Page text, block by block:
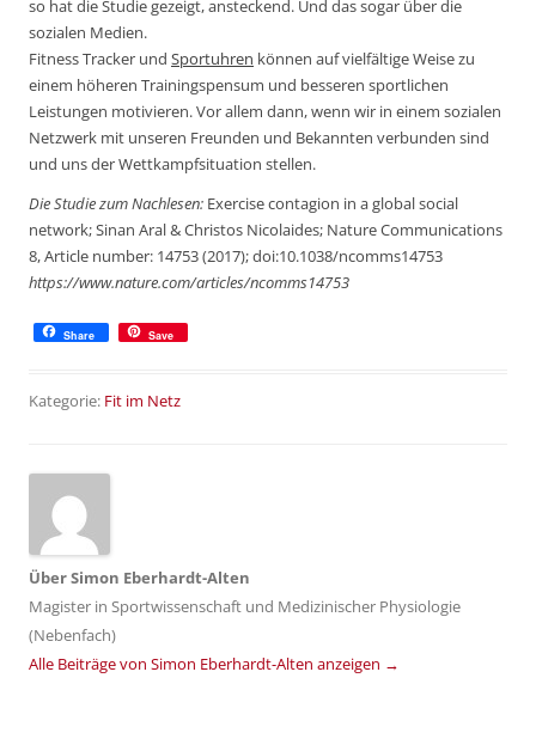
so hat die Studie gezeigt, ansteckend. Und das sogar über die
sozialen Medien.
Fitness Tracker und Sportuhren können auf vielfältige Weise zu
einem höheren Trainingspensum und besseren sportlichen
Leistungen motivieren. Vor allem dann, wenn wir in einem sozialen
Netzwerk mit unseren Freunden und Bekannten verbunden sind
und uns der Wettkampfsituation stellen.
Die Studie zum Nachlesen: Exercise contagion in a global social
network; Sinan Aral & Christos Nicolaides; Nature Communications
8, Article number: 14753 (2017); doi:10.1038/ncomms14753
https://www.nature.com/articles/ncomms14753
Share Save
Kategorie: Fit im Netz
ÜberSimon Eberhardt-Alten
Magister in Sportwissenschaft und Medizinischer Physiologie
(Nebenfach)
Alle Beiträge von Simon Eberhardt-Alten anzeigen →